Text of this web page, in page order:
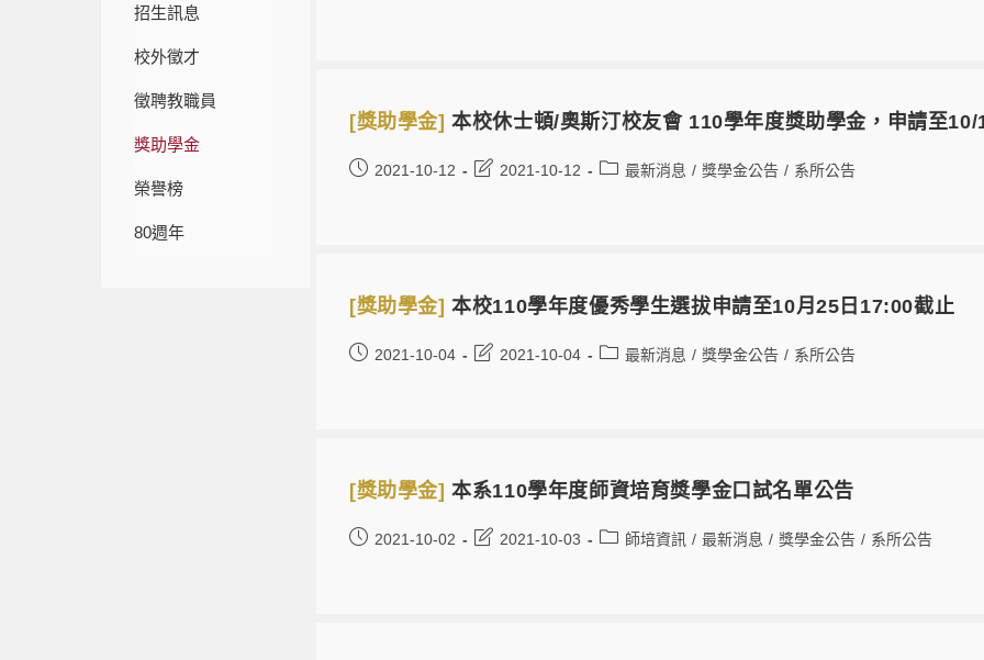
招生訊息
校外徵才
徵聘教職員
獎助學金
榮譽榜
80週年
[獎助學金]本校休士頓/奧斯汀校友會 110學年度獎助學金，申請至10/
2021-10-12 2021-10-12 最新消息 / 獎學金公告 / 系所公告
[獎助學金]本校110學年度優秀學生選拔申請至10月25日17:00截止
2021-10-04 2021-10-04 最新消息 / 獎學金公告 / 系所公告
[獎助學金] 本系110學年度師資培育獎學金口試名單公告
2021-10-02 2021-10-03 師培資訊 / 最新消息 / 獎學金公告 / 系所公告